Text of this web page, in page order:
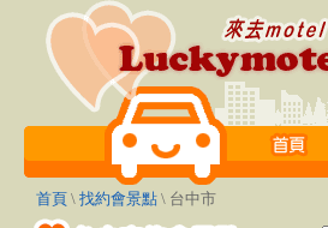
首頁 \ 找約會景點 \ 台中市